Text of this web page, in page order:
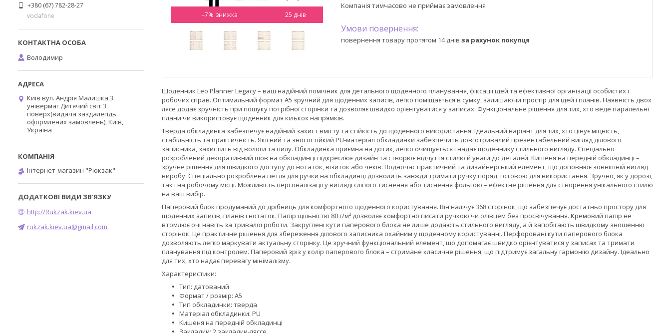
–7% 25 днів
Компанія тимчасово не приймає замовлення
повернення товару протягом 14 днів за рахунок покупця
Щоденник Leo Planner Legacy – ваш надійний помічник для детального щоденного планування, фіксації ідей та ефективної організації особистих і
робочих справ. Оптимальний формат А5 зручний для щоденних записів, легко поміщається в сумку, залишаючи простір для ідей і планів. Наявність двох
лясе додає зручність при пошуку потрібної сторінки та дозволяє швидко орієнтуватися у записах. Функціональне рішення для тих, хто веде паралельні
плани чи використовує щоденник для кількох напрямків.
Тверда обкладинка забезпечує надійний захист вмісту та стійкість до щоденного використання. Ідеальний варіант для тих, хто цінує міцність,
стабільність та практичність. Якісний та зносостійкий PU-матеріал обкладинки забезпечить довготривалий презентабельний вигляд ділового
записника, захистить від вологи та пилу. Обкладинка приємна на дотик, легко очищується і надає щоденнику стильного вигляду. Спеціально
розроблений декоративний шов на обкладинці підкреслює дизайн та створює відчуття стилю й уваги до деталей. Кишеня на передній обкладинці –
зручне рішення для швидкого доступу до нотаток, візиток або чеків. Водночас практичний та дизайнерський елемент, що доповнює зовнішній вигляд
виробу. Спеціально розроблена петля для ручки на обкладинці дозволить завжди тримати ручку поряд, готовою для використання. Зручно, як у дорозі,
так і на робочому місці. Можливість персоналізації у вигляді сліпого тиснення або тиснення фольгою – ефектне рішення для створення унікального стилю
на ваш вибір.
Паперовий блок продуманий до дрібниць для комфортного щоденного користування. Він налічує 368 сторінок, що забезпечує достатньо простору для
щоденних записів, планів і нотаток. Папір щільністю 80 г/м² дозволяє комфортно писати ручкою чи олівцем без просвічування. Кремовий папір не
втомлює очі навіть за тривалої роботи. Закруглені кути паперового блока не лише додають стильного вигляду, а й запобігають швидкому зношенню
сторінок. Це практичне рішення для збереження ділового записника охайним у щоденному користуванні. Перфоровані кути паперового блока
дозволяють легко маркувати актуальну сторінку. Це зручний функціональний елемент, що допомагає швидко орієнтуватися у записах та тримати
планування під контролем. Паперовий зріз у колір паперового блока – стримане класичне рішення, що підтримує загальну гармонію дизайну. Ідеально
для тих, хто надає перевагу мінімалізму.
Характеристики:
Тип: датований
Формат / розмір: A5
Тип обкладинки: тверда
Матеріал обкладинки: PU
Кишеня на передній обкладинці
+380 (67) 782-28-27
vodafone
Володимир
Київ вул. Андрія Малишка 3
універмаг Дитячий світ 3
поверх(видача заздалегідь
оформлених замовлень), Київ,
Україна
Інтернет-магазин "Рюкзак"
http://Rukzak.kiev.ua
rukzak.kiev.ua@gmail.com